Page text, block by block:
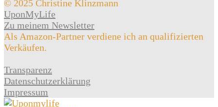
© 2025 Christine Klinzmann
UponMyLife
Zu meinem Newsletter
Als Amazon-Partner verdiene ich an qualifizierten
Verkäufen.
Transparenz
Datenschutzerklärung
Impressum